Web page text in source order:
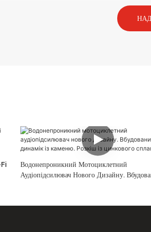
Водонепроникний Мотоциклетний
Аудіопідсилювач Нового Дизайну.